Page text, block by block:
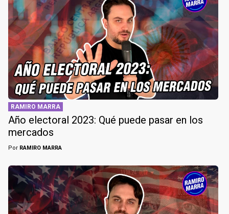
RAMIRO MARRA
Año electoral 2023: Qué puede pasar en los
mercados
Por RAMIRO MARRA